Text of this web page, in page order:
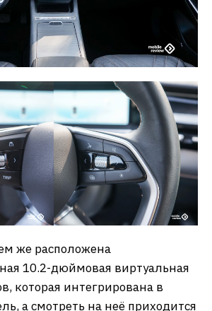
же расположена
10.2-дюймовая виртуальная
которая интегрирована в
а смотреть на неё приходится